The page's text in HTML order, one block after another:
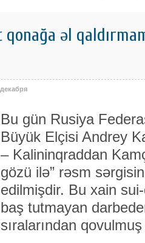
əl
Bu gün Rusiya
Büyük Elçisi Andrey
– Kalininqraddan
gözü ilə” rəsm
edilmişdir. Bu xain
baş tutmayan
sıralarından